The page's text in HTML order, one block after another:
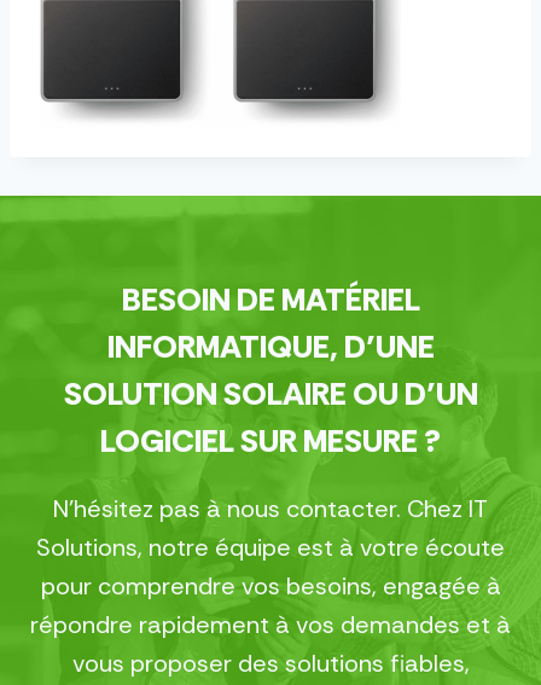
BESOIN DE MATÉRIEL
INFORMATIQUE, D’UNE
SOLUTION SOLAIRE OU D’UN
LOGICIEL SUR MESURE ?
N’hésitez pas à nous contacter. Chez IT
Solutions, notre équipe est à votre écoute
pour comprendre vos besoins, engagée à
répondre rapidement à vos demandes et à
vous proposer des solutions fiables,